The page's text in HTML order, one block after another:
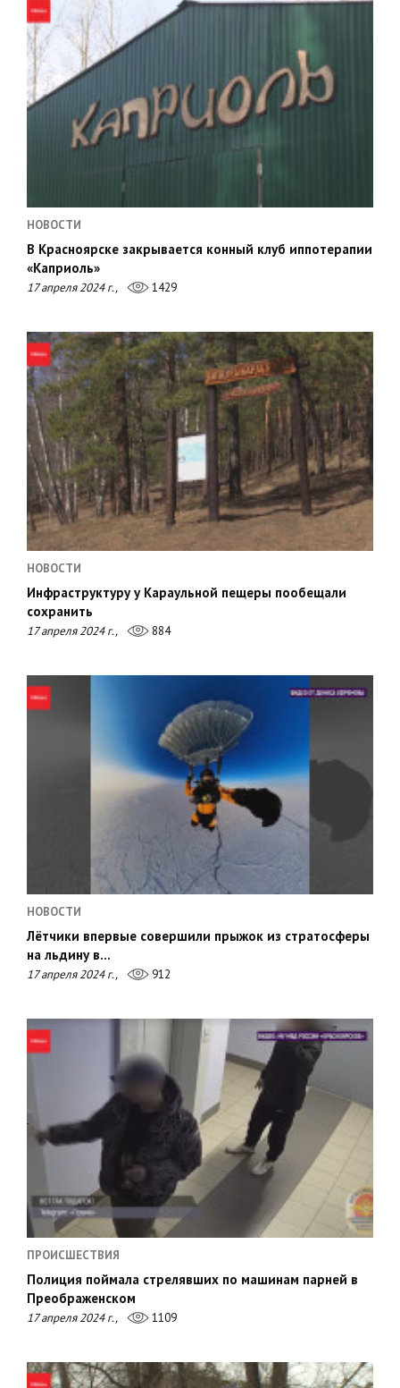
НОВОСТИ
В Красноярске закрывается конный клуб иппотерапии
«Каприоль»
17 апреля 2024 г., 1429
НОВОСТИ
Инфраструктуру у Караульной пещеры пообещали
сохранить
17 апреля 2024 г., 884
НОВОСТИ
Лётчики впервые совершили прыжок из стратосферы
на льдину в…
17 апреля 2024 г., 912
ПРОИСШЕСТВИЯ
Полиция поймала стрелявших по машинам парней в
Преображенском
17 апреля 2024 г., 1109